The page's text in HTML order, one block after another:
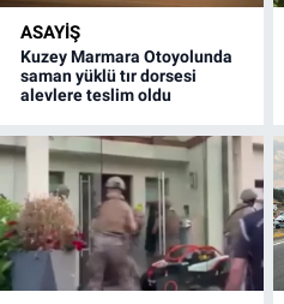
ASAYİŞ
Kuzey Marmara Otoyolunda
saman yüklü tır dorsesi
alevlere teslim oldu